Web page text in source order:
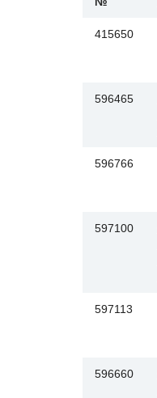
415650
596465
596766
597100
597113
596660